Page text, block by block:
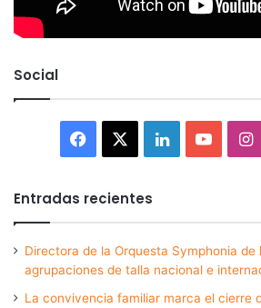
Social
Facebook LinkedIn
Entradas recientes
Directora de la Orquesta Symphonia de
agrupaciones de talla nacional e
La convivencia familiar marca el cierre